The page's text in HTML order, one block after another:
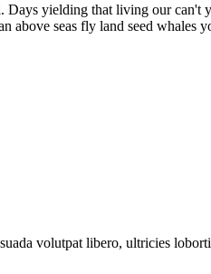
Days yielding that living our can't
above seas fly land seed whales
volutpat libero, ultricies